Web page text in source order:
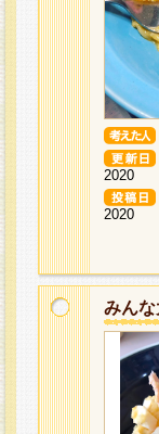
2020
2020
みん